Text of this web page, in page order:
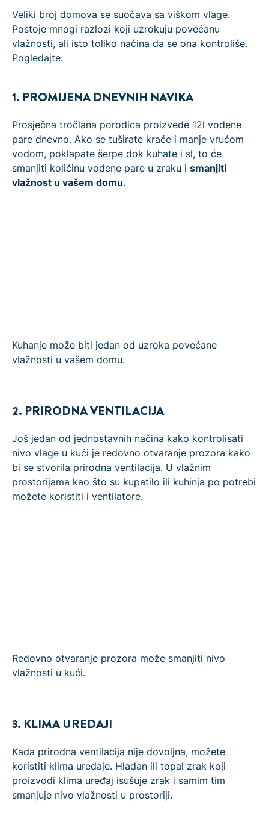
Veliki broj domova se suočava sa viškom vlage.
Postoje mnogi razlozi koji uzrokuju povećanu
vlažnosti, ali isto toliko načina da se ona kontroliše.
Pogledajte:
1. PROMIJENA DNEVNIH NAVIKA
Prosječna tročlana porodica proizvede 12l vodene
pare dnevno. Ako se tuširate kraće i manje vrućom
vodom, poklapate šerpe dok kuhate i sl, to će
smanjiti količinu vodene pare u zraku i smanjiti
vlažnost u vašem domu.
Kuhanje može biti jedan od uzroka povećane
vlažnosti u vašem domu.
2. PRIRODNA VENTILACIJA
Još jedan od jednostavnih načina kako kontrolisati
nivo vlage u kući je redovno otvaranje prozora kako
bi se stvorila prirodna ventilacija. U vlažnim
prostorijama kao što su kupatilo ili kuhinja po potrebi
možete koristiti i ventilatore.
Redovno otvaranje prozora može smanjiti nivo
vlažnosti u kući.
3. KLIMA UREĐAJI
Kada prirodna ventilacija nije dovoljna, možete
koristiti klima uređaje. Hladan ili topal zrak koji
proizvodi klima uređaj isušuje zrak i samim tim
smanjuje nivo vlažnosti u prostoriji.